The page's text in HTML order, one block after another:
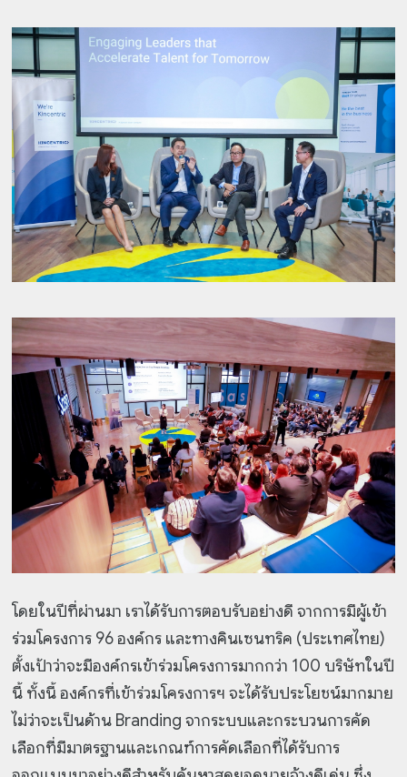
โดยในปีที่ผ่านมา เราได้รับการตอบรับอย่างดี จากการมีผู้เข้า
ร่วมโครงการ 96 องค์กร และทางคินเซนทริค (ประเทศไทย)
ตั้งเป้าว่าจะมีองค์กรเข้าร่วมโครงการมากกว่า 100 บริษัทในปี
นี้ ทั้งนี้ องค์กรที่เข้าร่วมโครงการฯ จะได้รับประโยชน์มากมาย
ไม่ว่าจะเป็นด้าน Branding จากระบบและกระบวนการคัด
เลือกที่มีมาตรฐานและเกณฑ์การคัดเลือกที่ได้รับการ